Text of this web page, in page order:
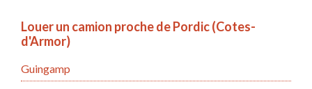
Louer un camion proche de Pordic (Cotes-
d'Armor)
Guingamp